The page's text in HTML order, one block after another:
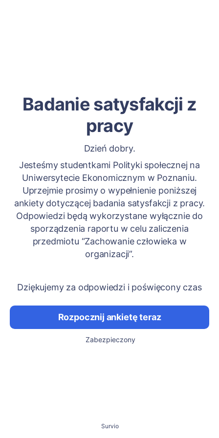
Badanie satysfakcji z
pracy
Dzień dobry.
Jesteśmy studentkami Polityki społecznej na
Uniwersytecie Ekonomicznym w Poznaniu.
Uprzejmie prosimy o wypełnienie poniższej
ankiety dotyczącej badania satysfakcji z pracy.
Odpowiedzi będą wykorzystane wyłącznie do
sporządzenia raportu w celu zaliczenia
przedmiotu “Zachowanie człowieka w
organizacji”.
Dziękujemy za odpowiedzi i poświęcony czas
Rozpocznij ankietę teraz
Zabezpieczony
Survio